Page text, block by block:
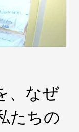
、なぜ
たちの